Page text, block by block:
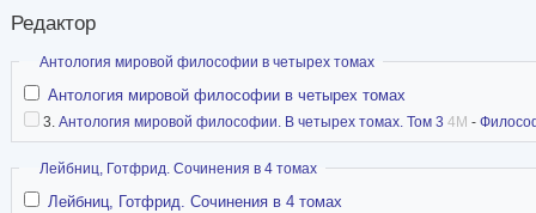
Редактор
Скрыть
Антология мировой философии в четырех томах
Антология мировой философии в четырех томах
3. Антология мировой философии. В четырех томах. Том 3 4M -
Скрыть
Лейбниц, Готфрид. Сочинения в 4 томах
Лейбниц, Готфрид. Сочинения в 4 томах